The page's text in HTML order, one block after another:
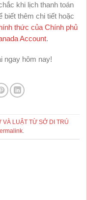
khi lịch thanh toán
biết thêm chi tiết hoặc
thức của Chính phủ
Account.
ngay hôm nay!
LUẬT TỪ SỞ DI TRÚ